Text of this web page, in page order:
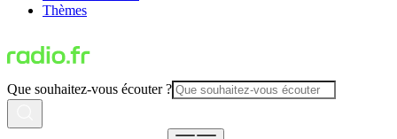
Thèmes
Que souhaitez-vous écouter ?